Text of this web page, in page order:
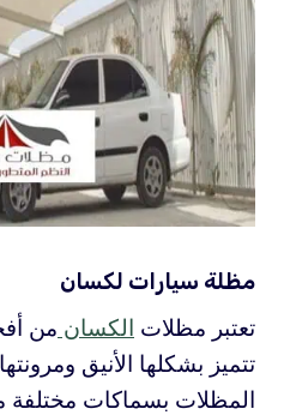
مظلة سيارات لكسان
تعتبر مظلات الكسان من
تتميز بشكلها الأنيق
المظلات بسماكات مختلفة